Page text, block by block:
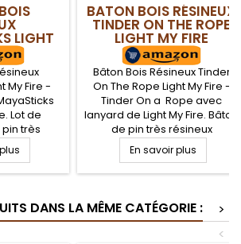
LIGHT
My Fire -
Lot de
très
de votre
80% de
BATON BOIS RÉSINEUX
TINDER ON THE ROPE
LIGHT MY FIRE
Bâton Bois Résineux Tinder
On The Rope Light My Fire -
Tinder On a Rope avec
lanyard de Light My Fire. Bâton
de pin très résineux
permettant l'allumage rapide
de votre feu de camp
bushcraft. Buchette Tinder On
80% de résine, facilement
inflammable même en milieu
humide, flamme intense..
En savoir plus
DANS LA MÊME CATÉGORIE :
>
<